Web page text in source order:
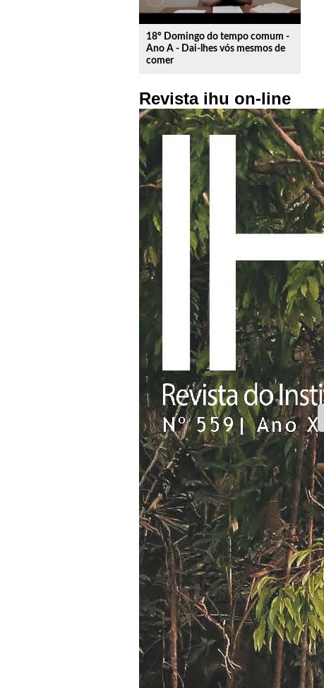
18º Domingo do tempo comum -
Ano A - Dai-lhes vós mesmos de
comer
Revista ihu on-line